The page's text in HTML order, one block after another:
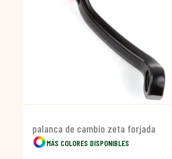
palanca de cambio zeta forjada
MÁS COLORES DISPONIBLES